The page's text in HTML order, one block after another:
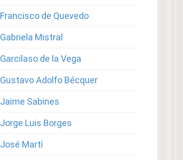
Francisco de Quevedo
Gabriela Mistral
Garcilaso de la Vega
Gustavo Adolfo Bécquer
Jaime Sabines
Jorge Luis Borges
José Martí